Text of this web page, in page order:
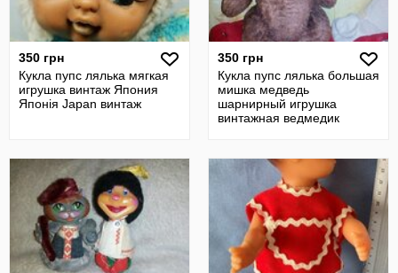
350 грн
Кукла пупс лялька мягкая
игрушка винтаж Япония
Японiя Japan винтаж
350 грн
Кукла пупс лялька большая
мишка медведь
шарнирный игрушка
винтажная ведмедик